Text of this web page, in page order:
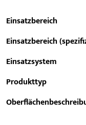
Einsatzbereich
Einsatzbereich
Einsatzsystem
Produkttyp